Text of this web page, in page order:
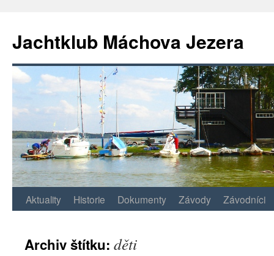
Jachtklub Máchova Jezera
Přejít
obsahu
Aktuality Historie Dokumenty Závody Závodníci
Archiv štítku: děti